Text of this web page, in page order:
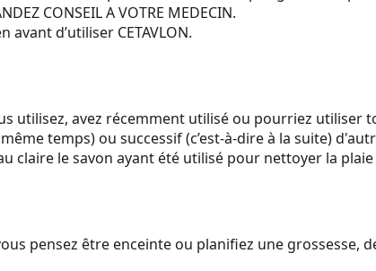
CONSEIL A VOTRE MEDECIN.
avant d’utiliser CETAVLON.
utilisez, avez récemment utilisé ou pourriez utiliser
même temps) ou successif (c’est-à-dire à la suite)
claire le savon ayant été utilisé pour nettoyer la plaie
pensez être enceinte ou planifiez une